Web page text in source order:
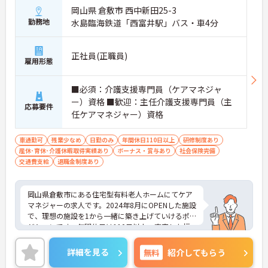
勤務地
岡山県 倉敷市 西中新田25-3
水島臨海鉄道「西富井駅」バス・車4分
雇用形態 正社員(正職員)
応募要件
■必須：介護支援専門員（ケアマネジャ
ー）資格 ■歓迎：主任介護支援専門員（主
任ケアマネジャー）資格
車通勤可 残業少なめ 日勤のみ 年間休日110日以上
研修制度あり
産休･育休･介護休暇取得実績あり
ボーナス・賞与あり
社会保険完備
交通費支給
退職金制度あり
岡山県倉敷市にある住宅型有料老人ホームにてケア
マネジャーの求人です。2024年8月にOPENした施設
で、理想の施設を1から一緒に築き上げていけるポ
ジションです。年間休日は110日以上、充実した福
利厚生も魅力です。
ご興味のある方には、面接対策ポイントなど、さら
に詳細をお話しいたしますのでお気軽にご相談くだ
詳細を見る 無料 紹介してもらう